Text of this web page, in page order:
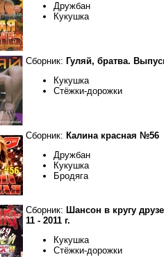
Дружбан
Кукушка
Сборник: Гуляй, братва.
Кукушка
Стёжки-дорожки
Сборник: Калина красная №56
Дружбан
Кукушка
Бродяга
Сборник: Шансон в кругу
11 - 2011 г.
Кукушка
Стёжки-дорожки